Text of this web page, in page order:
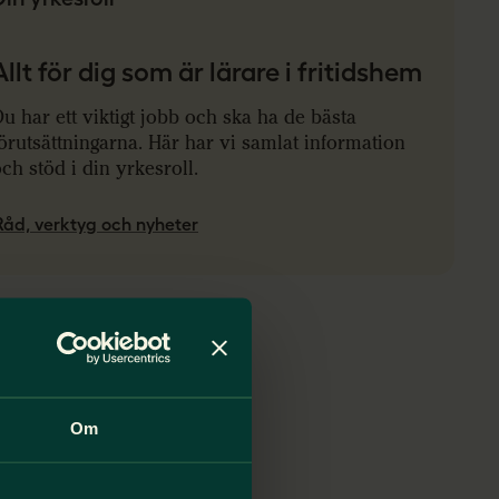
Om
för dig som är lärare i fritidshem
har ett viktigt jobb och ska ha de bästa
Här har vi samlat information
stöd i din yrkesroll.
verktyg och nyheter